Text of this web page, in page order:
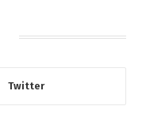
Twitter